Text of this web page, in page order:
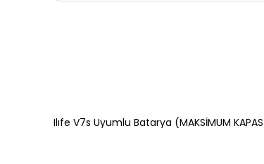
Ilıfe V7s Uyumlu Batarya (MAKSİMUM